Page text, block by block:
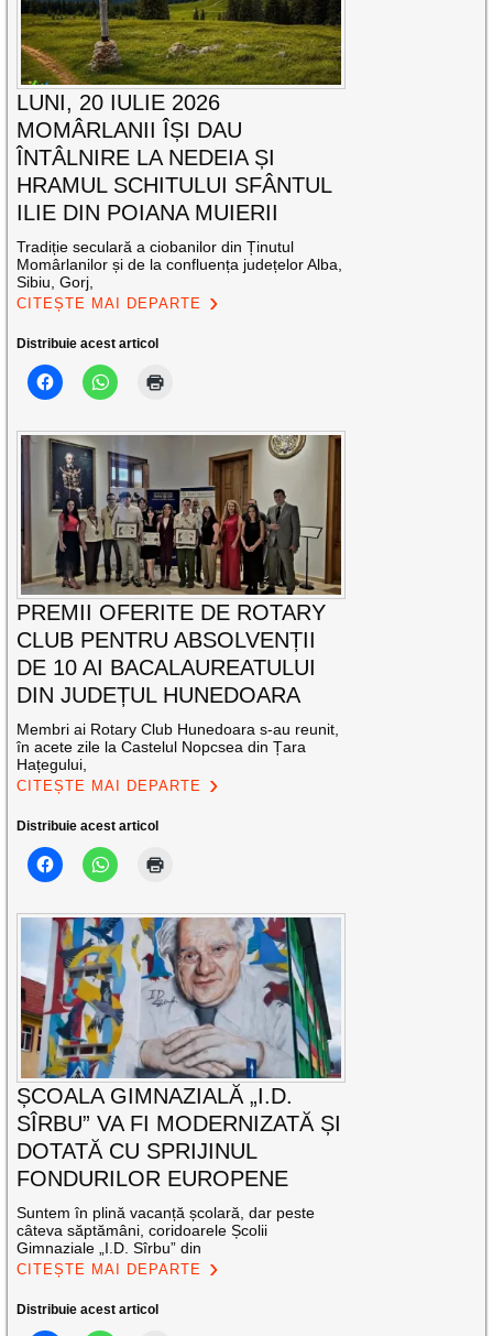
LUNI, 20 IULIE 2026
MOMÂRLANII ÎȘI DAU
ÎNTÂLNIRE LA NEDEIA ȘI
HRAMUL SCHITULUI SFÂNTUL
ILIE DIN POIANA MUIERII
Tradiție seculară a ciobanilor din Ținutul
Momârlanilor și de la confluența județelor Alba,
Sibiu, Gorj,
CITEȘTE MAI DEPARTE
Distribuie acest articol
PREMII OFERITE DE ROTARY
CLUB PENTRU ABSOLVENȚII
DE 10 AI BACALAUREATULUI
DIN JUDEȚUL HUNEDOARA
Membri ai Rotary Club Hunedoara s-au reunit,
în acete zile la Castelul Nopcsea din Țara
Hațegului,
CITEȘTE MAI DEPARTE
Distribuie acest articol
ȘCOALA GIMNAZIALĂ „I.D.
SÎRBU” VA FI MODERNIZATĂ ȘI
DOTATĂ CU SPRIJINUL
FONDURILOR EUROPENE
Suntem în plină vacanță școlară, dar peste
câteva săptămâni, coridoarele Școlii
Gimnaziale „I.D. Sîrbu” din
CITEȘTE MAI DEPARTE
Distribuie acest articol